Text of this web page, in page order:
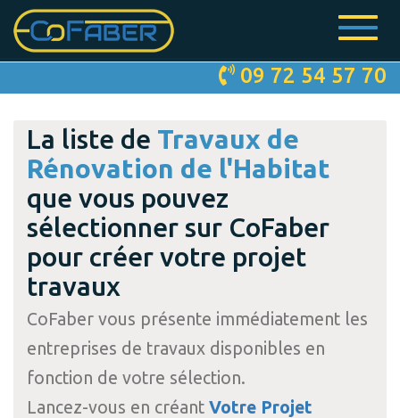
Skip
Toggle
09 72 54 57 70
La liste de Travaux de
Rénovation de l'Habitat
que vous pouvez
sélectionner sur CoFaber
pour créer votre projet
travaux
CoFaber vous présente immédiatement les
entreprises de travaux disponibles en
fonction de votre sélection.
Lancez-vous en créant Votre Projet